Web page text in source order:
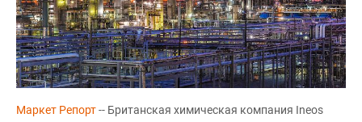
Маркет Репорт-- Британская химическая компания Ineos